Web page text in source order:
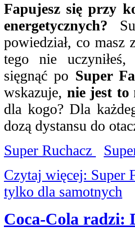
Fapujesz się przy
energetycznych?
powiedział, co masz
tego nie
sięgnąć po Super
wskazuje, nie jest to
dla kogo? Dla
dozą dystansu do
Super Ruchacz
Czytaj więcej: Super
tylko dla samotnych
Coca-Cola radzi: